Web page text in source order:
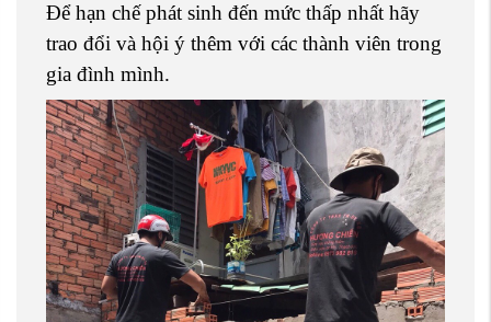
Để hạn chế phát sinh đến mức thấp nhất hãy
trao đổi và hội ý thêm với các thành viên trong
gia đình mình.